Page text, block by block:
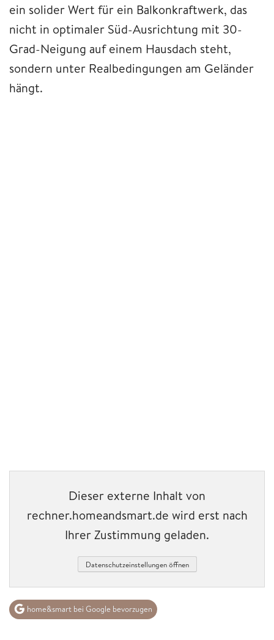
ein solider Wert für ein Balkonkraftwerk, das
nicht in optimaler Süd-Ausrichtung mit 30-
Grad-Neigung auf einem Hausdach steht,
sondern unter Realbedingungen am Geländer
hängt.
Dieser externe Inhalt von
rechner.homeandsmart.de wird erst nach
Ihrer Zustimmung geladen.
Datenschutzeinstellungen öffnen
home&smart bei Google bevorzugen